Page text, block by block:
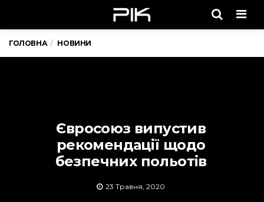
ГОЛОВНА НОВИНИ
Євросоюз випустив
рекомендації щодо
безпечних польотів
23 Травня, 2020